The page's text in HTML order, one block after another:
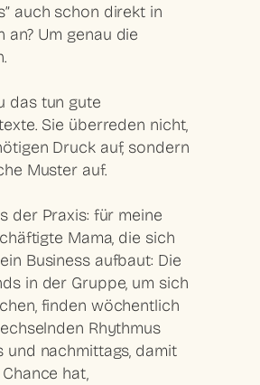
auch schon direkt in
an? Um genau die
das tun gute
Sie überreden nicht,
Druck auf, sondern
Muster auf.
der Praxis: für meine
Mama, die sich
Business aufbaut: Die
in der Gruppe, um sich
finden wöchentlich
Rhythmus
und nachmittags, damit
hat,